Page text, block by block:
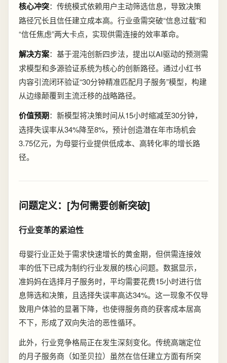
核心冲突：传统模式依赖用户主动筛选信息，导致决策
路径冗长且信任建立成本高。行业亟需突破“信息过载”和
“信任焦虑”两大卡点，实现供需连接的效率革命。
解决方案：基于混沌创新四步法，提出以AI驱动的预测需
求模型和多源验证系统为核心的创新路径。通过小红书
内容引流闭环验证“30分钟精准匹配月子服务”模型，构建
从边缘颠覆到主流迁移的战略路径。
价值预期：新模型将决策时间从15小时缩减至30分钟，
选择失误率从34%降至8%，预计创造潜在年市场机会
3.75亿元，为母婴行业提供低成本、高转化率的增长路
径。
问题定义：[为何需要创新突破]
行业变革的紧迫性
母婴行业正处于需求快速增长的黄金期，但供需连接效
率的低下已成为制约行业发展的核心问题。数据显示，
准妈妈在选择月子服务时，平均需要花费15小时进行信
息筛选和决策，且选择失误率高达34%。这一现象不仅导
致用户体验的显著下降，也使得服务商的获客成本居高
不下，形成了双向失洽的恶性循环。
此外，行业竞争格局正在发生深刻变化。传统高端定位
的月子服务商（如圣贝拉）虽然在信任建立方面有所突